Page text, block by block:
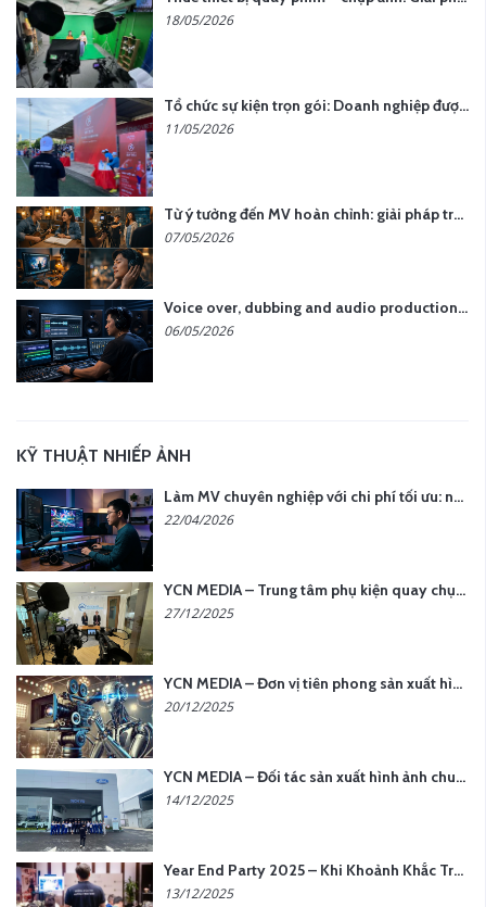
18/05/2026
Tổ chức sự kiện trọn gói: Doanh nghiệp được gì khi chọn đơn vị chuyên nghiệp?
11/05/2026
Từ ý tưởng đến MV hoàn chỉnh: giải pháp trọn gói tại YCN Media
07/05/2026
Voice over, dubbing and audio production services in Vietnam for global content
06/05/2026
KỸ THUẬT NHIẾP ẢNH
Làm MV chuyên nghiệp với chi phí tối ưu: nên chọn quay thực tế hay video AI?
22/04/2026
YCN MEDIA – Trung tâm phụ kiện quay chụp tại Hà Nội
27/12/2025
YCN MEDIA – Đơn vị tiên phong sản xuất hình ảnh & âm thanh bằng AI tại Hà Nội
20/12/2025
YCN MEDIA – Đối tác sản xuất hình ảnh chuyên nghiệp cho doanh nghiệp tại Hà Nội
14/12/2025
Year End Party 2025 – Khi Khoảnh Khắc Trở Thành Dấu Ấn | Gói Ưu Đãi Tháng 12 Từ YCN Media
13/12/2025